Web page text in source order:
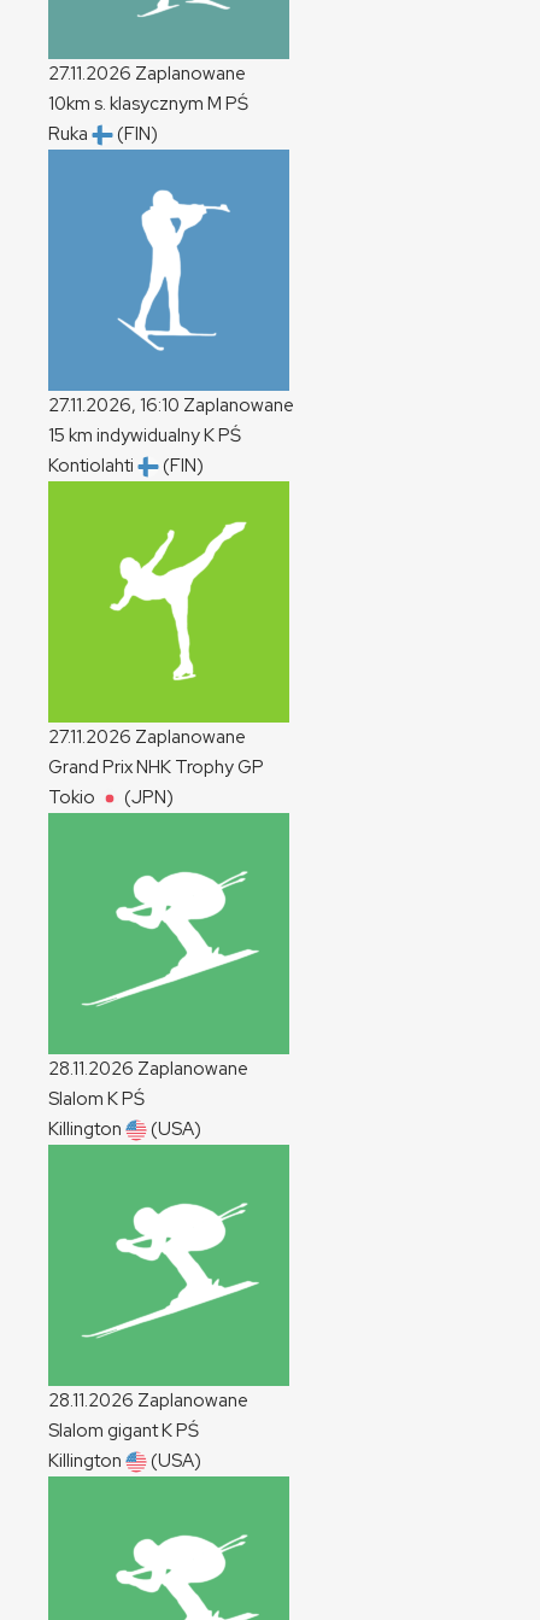
27.11.2026 Zaplanowane
10km s. klasycznym M PŚ
Ruka
(FIN)
27.11.2026, 16:10 Zaplanowane
15 km indywidualnyKPŚ
Kontiolahti
(FIN)
27.11.2026 Zaplanowane
Grand Prix NHK TrophyGP
Tokio
(JPN)
28.11.2026 Zaplanowane
Slalom KPŚ
Killington
(USA)
28.11.2026 Zaplanowane
Slalom gigantKPŚ
Killington
(USA)